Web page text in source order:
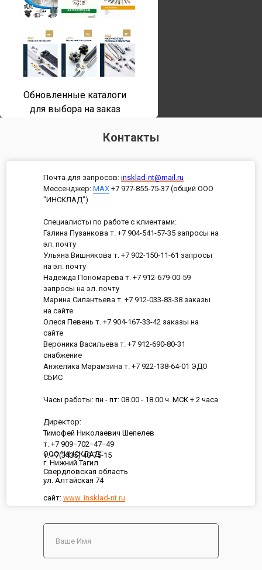
Обновленные каталоги
для выбора на заказ
Контакты
ООО "ИНСКЛАД"
г. Нижний Тагил
Свердловская область
ул. Алтайская 74
сайт: www. insklad-nt.ru
Почта для запросов: insklad-nt@mail.ru
Мессенджер: MAX +7 977-855-75-37 (общий ООО
"ИНСКЛАД")
Специалисты по работе с клиентами:
Галина Пузанкова т. +7 904-541-57-35 запросы на
эл. почту
Ульяна Вишнякова т. +7 902-150-11-61 запросы
на эл. почту
Надежда Пономарева т. +7 912-679-00-59
запросы на эл. почту
Марина Силантьева т. +7 912-033-83-38 заказы
на сайте
Олеся Певень т. +7 904-167-33-42 заказы на
сайте
Вероника Васильева т. +7 912-690-80-31
снабжение
Анжелика Марамзина т. +7 922-138-64-01 ЭДО
СБИС
Часы работы: пн - пт: 08.00 - 18.00 ч. МСК + 2 часа
Директор:
Тимофей Николаевич Шепелев
т. +7 909−702−47−49
т. +7(3435) 40-75-15